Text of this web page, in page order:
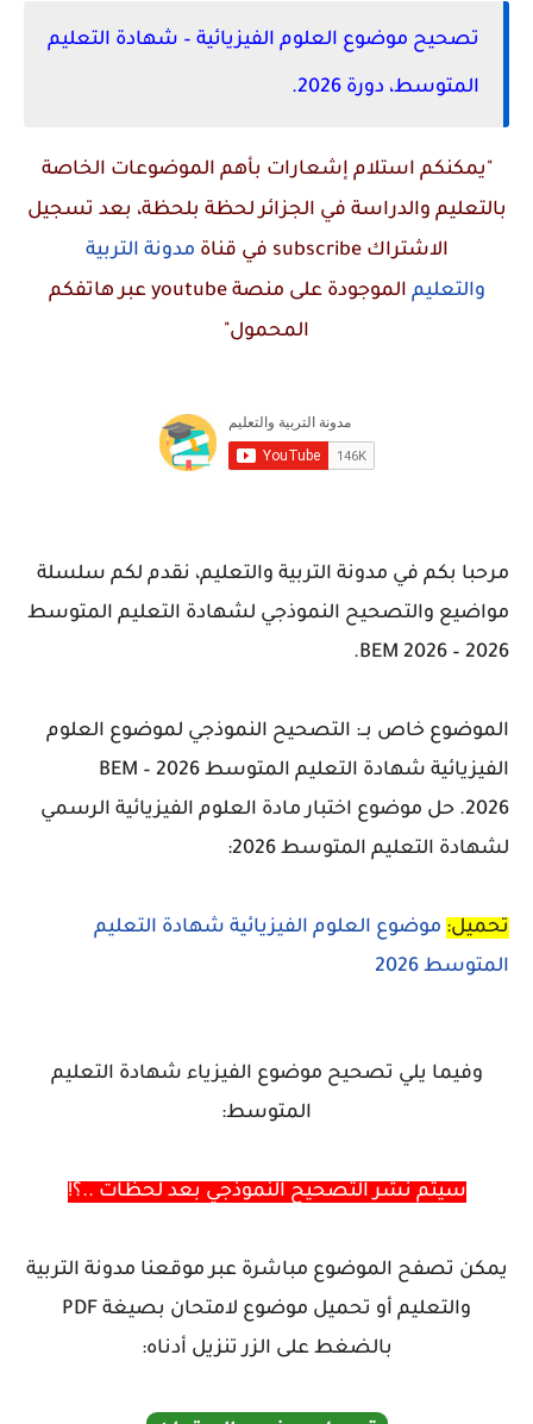
تصحيح موضوع العلوم الفيزيائية – شهادة التعليم
المتوسط، دورة 2026.
"يمكنكم استلام إشعارات بأهم الموضوعات الخاصة
بالتعليم والدراسة في الجزائر لحظة بلحظة، بعد تسجيل
الاشتراكsubscribe في قناة مدونة التربية
والتعليم الموجودة على منصةyoutube عبر هاتفكم
المحمول"
مرحبا بكم في مدونة التربية والتعليم، نقدم لكم سلسلة
مواضيع والتصحيح النموذجي لشهادة التعليم المتوسط
2026 – BEM 2026.
الموضوع خاص بــ: التصحيح النموذجي لموضوع العلوم
الفيزيائية
شهادة التعليم المتوسط 2026 – BEM
2026. حل موضوع اختبار مادة العلوم الفيزيائية الرسمي
لشهادة التعليم المتوسط 2026:
تحميل: موضوع العلوم الفيزيائية شهادة التعليم
المتوسط 2026
وفيما يلي تصحيح موضوع الفيزياء شهادة التعليم
المتوسط:
سيتم نشر التصحيح النموذجي بعد لحظات ..؟!
يمكن تصفح الموضوع مباشرة عبر موقعنا مدونة التربية
والتعليم أو تحميل موضوع لامتحان بصيغة PDF
بالضغط على الزر تنزيل أدناه: